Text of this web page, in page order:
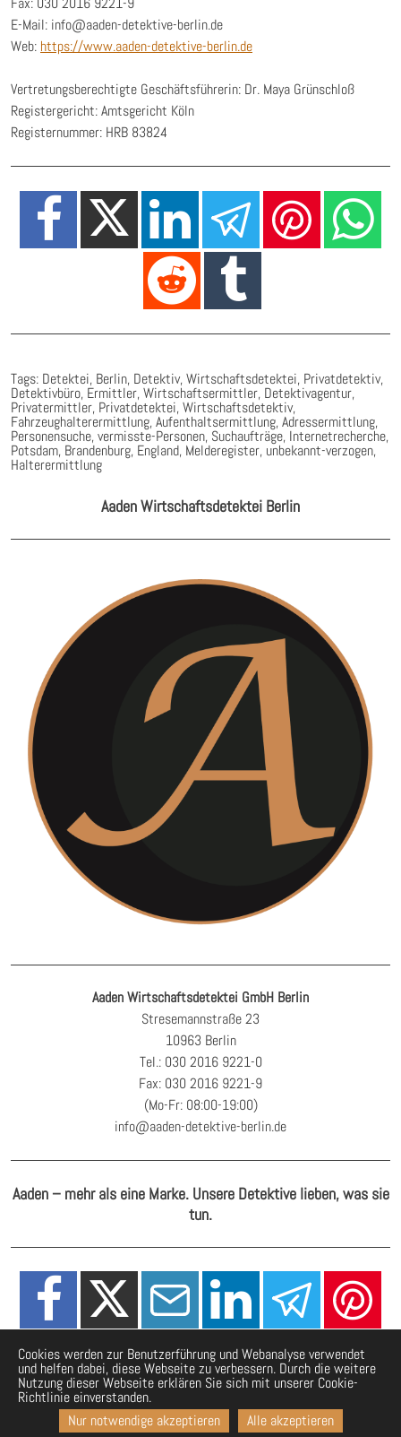
E-Mail: info@aaden-detektive-berlin.de
Web: https://www.aaden-detektive-berlin.de
Vertretungsberechtigte Geschäftsführerin: Dr. Maya Grünschloß
Registergericht: Amtsgericht Köln
Registernummer: HRB 83824
Tags: Detektei, Berlin, Detektiv, Wirtschaftsdetektei, Privatdetektiv,
Detektivbüro, Ermittler, Wirtschaftsermittler, Detektivagentur,
Privatermittler, Privatdetektei, Wirtschaftsdetektiv,
Fahrzeughalterermittlung, Aufenthaltsermittlung, Adressermittlung,
Personensuche, vermisste-Personen, Suchaufträge, Internetrecherche,
Potsdam, Brandenburg, England, Melderegister, unbekannt-verzogen,
Halterermittlung
Aaden Wirtschaftsdetektei Berlin
Aaden Wirtschaftsdetektei GmbH Berlin
Stresemannstraße 23
10963 Berlin
Tel.: 030 2016 9221-0
Fax: 030 2016 9221-9
(Mo-Fr: 08:00-19:00)
info@aaden-detektive-berlin.de
Aaden – mehr als eine Marke. Unsere Detektive lieben, was sie
tun.
Cookies werden zur Benutzerführung und Webanalyse verwendet
und helfen dabei, diese Webseite zu verbessern. Durch die weitere
Nutzung dieser Webseite erklären Sie sich mit unserer Cookie-
Richtlinie einverstanden.
Nur notwendige akzeptieren
Alle akzeptieren